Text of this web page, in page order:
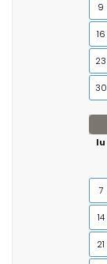
9
16
23
30
lu
7
14
21